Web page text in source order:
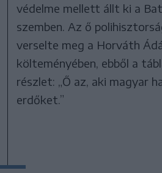
védelme mellett állt ki a
szemben. Az ő
verselte meg a Horváth
költeményében, ebből a
részlet: „Ő az, aki magyar
erdőket.”